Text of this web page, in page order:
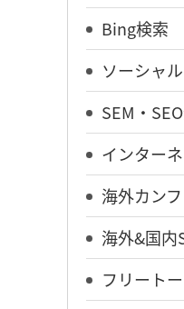
Bing検索
ソーシャ
SEM・
インター
海外カン
海外&国内
フリート